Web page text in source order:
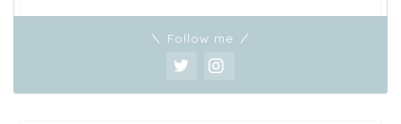
＼ Follow me ／